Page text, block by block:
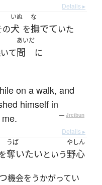
Details ▸
の
いぬ
犬 を
な
撫でていた
て
あいだ
間 に
on a walk, and
himself in
— Jreibun
Details ▸
うば
奪いたいという
やしん
野心
機会をうかがってい